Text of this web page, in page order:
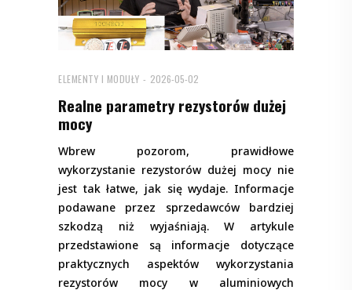
ELEMENTY I MODUŁY 2026-05-02
Realne parametry rezystorów dużej
mocy
Wbrew pozorom, prawidłowe
wykorzystanie rezystorów dużej mocy nie
jest tak łatwe, jak się wydaje. Informacje
podawane przez sprzedawców bardziej
szkodzą niż wyjaśniają. W artykule
przedstawione są informacje dotyczące
praktycznych aspektów wykorzystania
rezystorów mocy w aluminiowych